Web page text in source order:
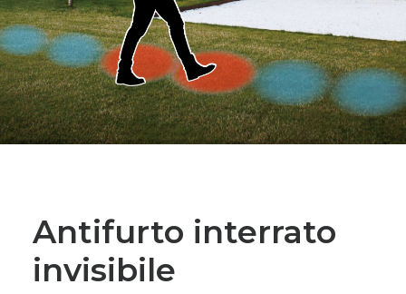
PREVENTIVI
ASSISTENZA
Antifurto interrato
invisibile